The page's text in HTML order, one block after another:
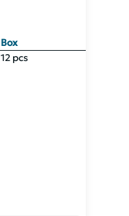
Box
12 pcs